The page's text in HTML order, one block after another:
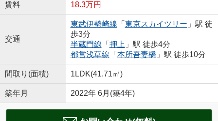
賃料 18.3万円
交通
東武伊勢崎線 「 東京スカイツリー 」駅 徒
歩3分
半蔵門線 「 押上 」駅 徒歩4分
都営浅草線 「 本所吾妻橋 」駅 徒歩10分
間取り(面積) 1LDK(41.71㎡)
築年月 2022年 6月(築4年)